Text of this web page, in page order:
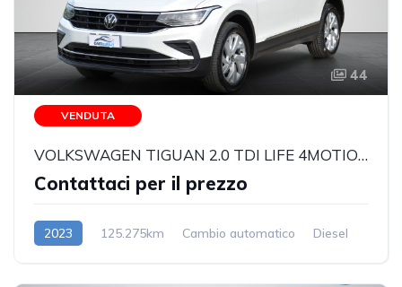
44
VENDUTA
VOLKSWAGEN TIGUAN 2.0 TDI LIFE 4MOTION DSG
Contattaci per il prezzo
2023 125.275km Cambio automatico Diesel